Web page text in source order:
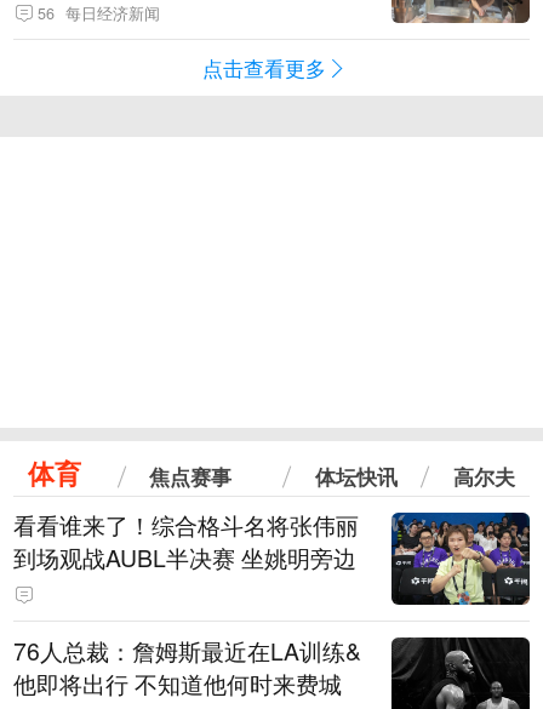
56 每日经济新闻
点击查看更多
体育 焦点赛事 体坛快讯 高尔夫
看看谁来了！综合格斗名将张伟丽
到场观战AUBL半决赛 坐姚明旁边
76人总裁：詹姆斯最近在LA训练&
他即将出行 不知道他何时来费城